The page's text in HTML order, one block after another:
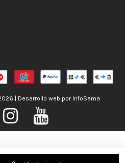
no obstante los pedidos hechos se
| Desarrollo web por InfoSama